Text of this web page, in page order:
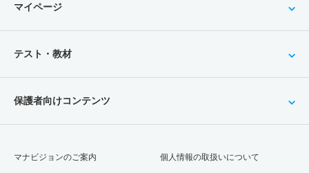
マイページ
テスト・教材
保護者向けコンテンツ
マナビジョンのご案内 個人情報の取扱いについて